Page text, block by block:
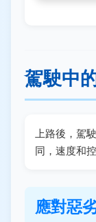
駕駛中
上路後，駕
同，速度和
應對惡